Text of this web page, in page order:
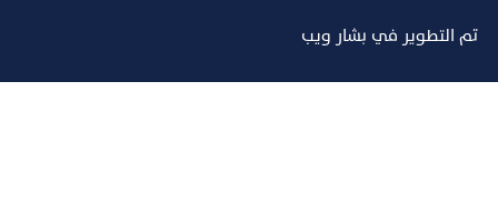
تم التطوير في بشار ويب